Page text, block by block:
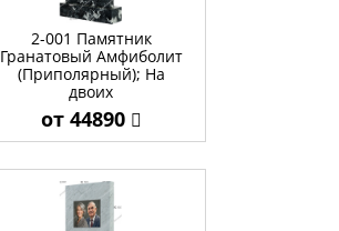
2-001 Памятник
Гранатовый Амфиболит
(Приполярный); На
двоих
от 44890